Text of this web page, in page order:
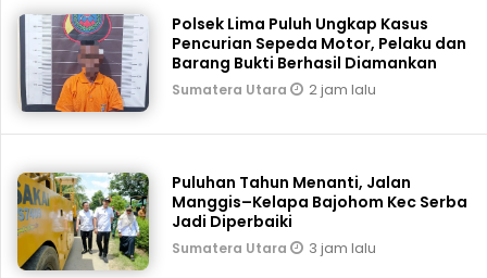
Polsek Lima Puluh Ungkap Kasus
Pencurian Sepeda Motor, Pelaku dan
Barang Bukti Berhasil Diamankan
Sumatera Utara 2 jam lalu
Puluhan Tahun Menanti, Jalan
Manggis–Kelapa Bajohom Kec Serba
Jadi Diperbaiki
Sumatera Utara 3 jam lalu